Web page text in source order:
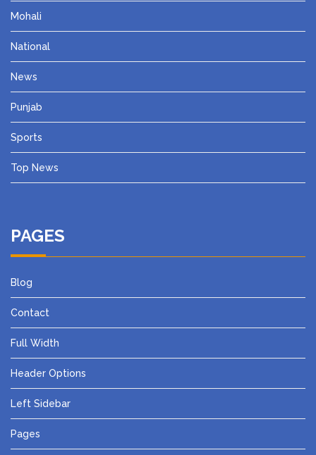
Mohali
National
News
Punjab
Sports
Top News
PAGES
Blog
Contact
Full Width
Header Options
Left Sidebar
Pages